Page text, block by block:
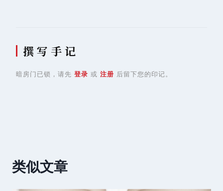
撰 写 手 记
暗房门已锁，请先 登录 或 注册 后留下您的印记。
类似文章